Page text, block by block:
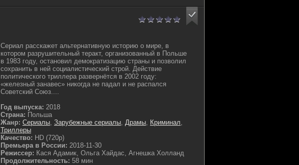
Сериал расскажет альтернативную историю о мире, в
котором разрушительный теракт, организованный в Польше
в 1983 году, остановил демократизацию страны и позволил
сохранить в ней социалистический строй. Действие
политического триллера развернётся в 2002 году:
«железный занавес» никогда не падал и не распался
Советский Союз....
Год выпуска: 2018
Страна: Польша
Жанр: Сериалы, Зарубежные сериалы, Драмы, Криминал,
Триллеры
Качество: HD (720p)
Премьера в России: 2018-11-30
Режиссер: Кася Адамик, Ольга Хайдас, Агнешка Холланд
Продолжительность: 58 мин